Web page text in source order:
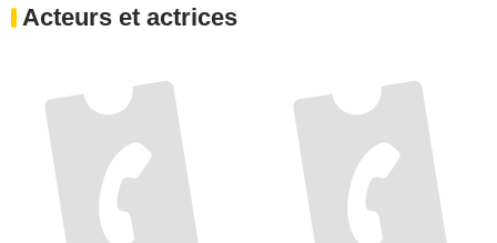
Acteurs et actrices